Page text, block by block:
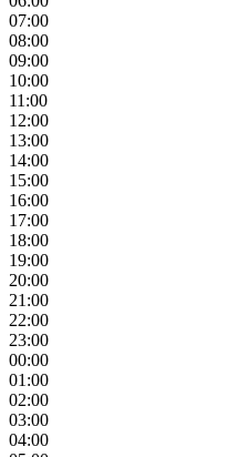
07:00
08:00
09:00
10:00
11:00
12:00
13:00
14:00
15:00
16:00
17:00
18:00
19:00
20:00
21:00
22:00
23:00
00:00
01:00
02:00
03:00
04:00